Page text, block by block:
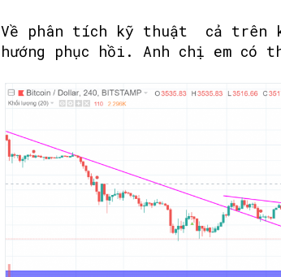
Về phân tích kỹ thuật cả trên
hướng phục hồi. Anh chị em có